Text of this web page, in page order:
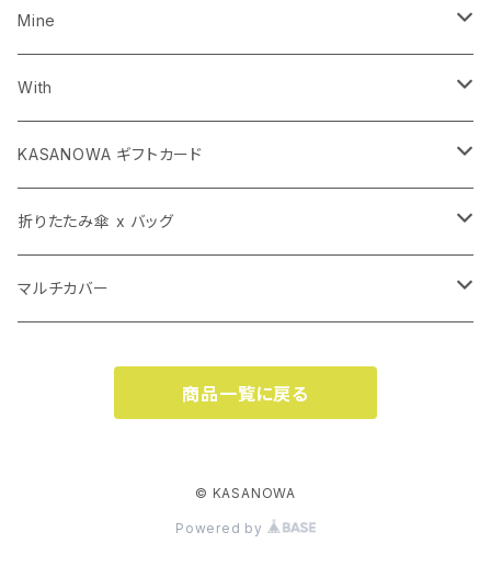
Mine
長傘
子ども傘
折りたたみ傘 x バッグ
マルチカバー（小）
カササコッシュ
With
長傘
折りたたみ傘
透明傘
KASANOWA ギフトカード
KASANOWA GIFT 100
KASANOWA GIFT 50
KASANOWA GIFT 50
折りたたみ傘 x バッグ
カサカバン
マルチカバー
マルチカバー（小）
商品一覧に戻る
© KASANOWA
Powered by